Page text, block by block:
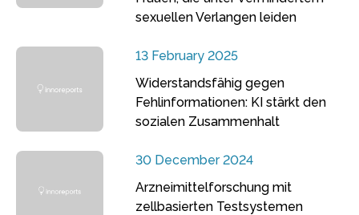
sexuellen Verlangen leiden
13 February 2025
Widerstandsfähig gegen
Fehlinformationen: KI stärkt den
sozialen Zusammenhalt
30 December 2024
Arzneimittelforschung mit
zellbasierten Testsystemen